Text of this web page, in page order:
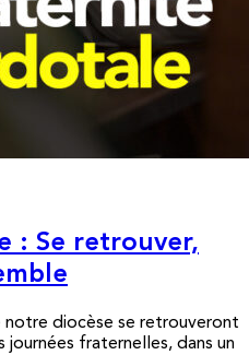
: Se retrouver,
notre diocèse se retrouveront
journées fraternelles, dans un